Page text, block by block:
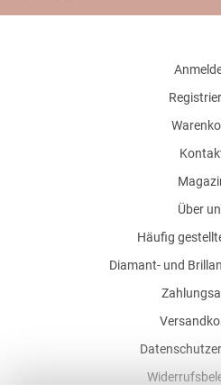
Über
Häufig
Diamant- und